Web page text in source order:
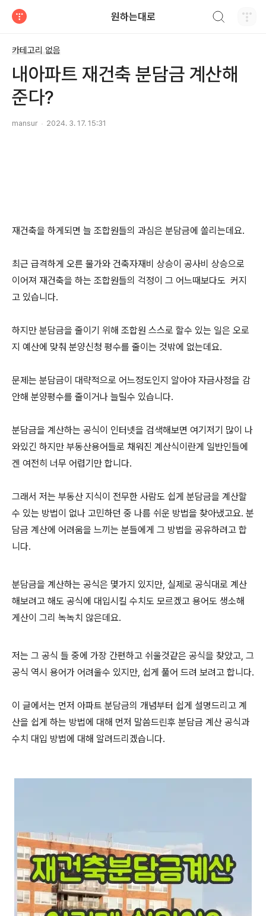
원하는대로
카테고리 없음
내아파트 재건축 분담금 계산해
준다?
mansur 2024. 3. 17. 15:31
재건축을 하게되면 늘 조합원들의 과심은 분담금에 쏠리는데요.
최근 급격하게 오른 물가와 건축자재비 상승이 공사비 상승으로
이어져 재건축을 하는 조합원들의 걱정이 그 어느때보다도 커지
고 있습니다.
하지만 분담금을 줄이기 위해 조합원 스스로 할수 있는 일은 오로
지 예산에 맞춰 분양신청 평수를 줄이는 것밖에 없는데요.
문제는 분담금이 대략적으로 어느정도인지 알아야 자금사정을 감
안해 분양평수를 줄이거나 늘릴수 있습니다.
분담금을 계산하는 공식이 인터넷을 검색해보면 여기저기 많이 나
와있긴 하지만 부동산용어들로 채워진 계산식이란게 일반인들에
겐 여전히 너무 어렵기만 합니다.
그래서 저는 부동산 지식이 전무한 사람도 쉽게 분담금을 계산할
수 있는 방법이 없나 고민하던 중 나름 쉬운 방법을 찾아냈고요. 분
담금 계산에 어려움을 느끼는 분들에게 그 방법을 공유하려고 합
니다.
분담금을 계산하는 공식은 몇가지 있지만, 실제로 공식대로 계산
해보려고 해도 공식에 대입시킬 수치도 모르겠고 용어도 생소해
게산이 그리 녹녹치 않은데요.
저는 그 공식 들 중에 가장 간편하고 쉬울것같은 공식을 찾았고, 그
공식 역시 용어가 어려울수 있지만, 쉽게 풀어 드려 보려고 합니다.
이 글에서는 먼저 아파트 분담금의 개념부터 쉽게 설명드리고 계
산을 쉽게 하는 방법에 대해 먼저 말씀드린후 분담금 계산 공식과
수치 대입 방법에 대해 알려드리겠습니다.